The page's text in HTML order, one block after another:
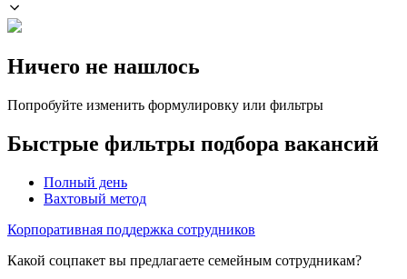
Ничего не нашлось
Попробуйте изменить формулировку или фильтры
Быстрые фильтры подбора вакансий
Полный день
Вахтовый метод
Корпоративная поддержка сотрудников
Какой соцпакет вы предлагаете семейным сотрудникам?